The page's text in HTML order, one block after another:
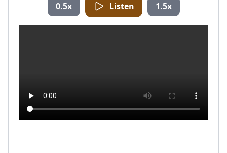
0.5x Listen 1.5x